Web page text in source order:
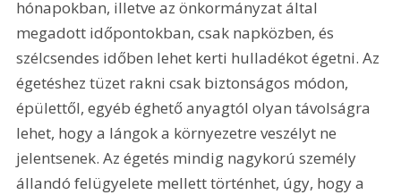
hónapokban, illetve az önkormányzat által
megadott időpontokban, csak napközben, és
szélcsendes időben lehet kerti hulladékot égetni. Az
égetéshez tüzet rakni csak biztonságos módon,
épülettől, egyéb éghető anyagtól olyan távolságra
lehet, hogy a lángok a környezetre veszélyt ne
jelentsenek. Az égetés mindig nagykorú személy
állandó felügyelete mellett történhet, úgy, hogy a